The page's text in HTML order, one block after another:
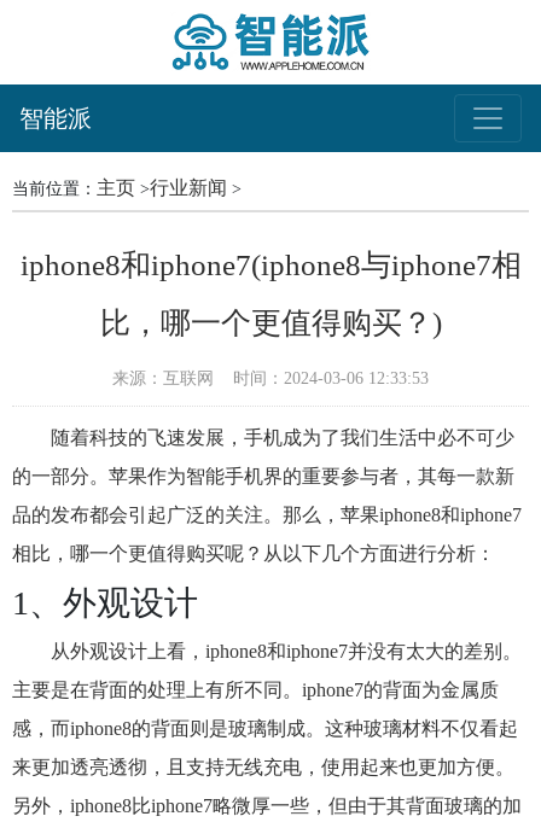
智能派
当前位置： 主页 >行业新闻 >
iphone8和iphone7(iphone8与iphone7相
比，哪一个更值得购买？)
来源：互联网 时间：2024-03-06 12:33:53
随着科技的飞速发展，手机成为了我们生活中必不可少
的一部分。苹果作为智能手机界的重要参与者，其每一款新
品的发布都会引起广泛的关注。那么，苹果iphone8和iphone7
相比，哪一个更值得购买呢？从以下几个方面进行分析：
1、外观设计
从外观设计上看，iphone8和iphone7并没有太大的差别。
主要是在背面的处理上有所不同。iphone7的背面为金属质
感，而iphone8的背面则是玻璃制成。这种玻璃材料不仅看起
来更加透亮透彻，且支持无线充电，使用起来也更加方便。
另外，iphone8比iphone7略微厚一些，但由于其背面玻璃的加